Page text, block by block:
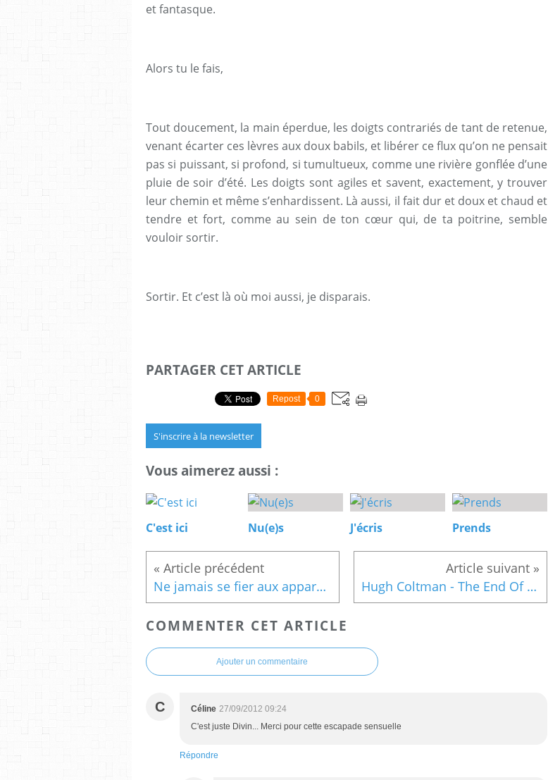
et fantasque.
Alors tu le fais,
Tout doucement, la main éperdue, les doigts contrariés de tant de retenue,
venant écarter ces lèvres aux doux babils, et libérer ce flux qu’on ne pensait
pas si puissant, si profond, si tumultueux, comme une rivière gonflée d’une
pluie de soir d’été. Les doigts sont agiles et savent, exactement, y trouver
leur chemin et même s’enhardissent. Là aussi, il fait dur et doux et chaud et
tendre et fort, comme au sein de ton cœur qui, de ta poitrine, semble
vouloir sortir.
Sortir. Et c’est là où moi aussi, je disparais.
PARTAGER CET ARTICLE
Repost 0
S'inscrire à la newsletter
Vous aimerez aussi :
C'est ici Nu(e)s J'écris Prends
Ne jamais se fier aux apparences Hugh Coltman - The End Of The World
COMMENTER CET ARTICLE
Ajouter un commentaire
C Céline 27/09/2012 09:24
C'est juste Divin... Merci pour cette escapade sensuelle
Répondre